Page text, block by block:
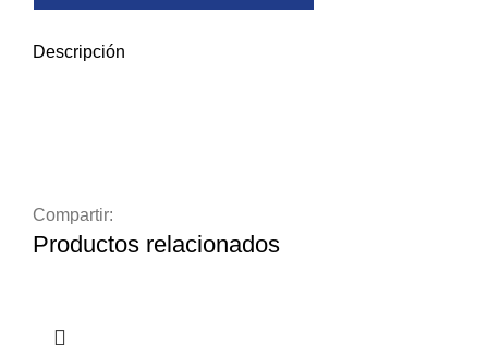
Descripción
Compartir:
Productos relacionados